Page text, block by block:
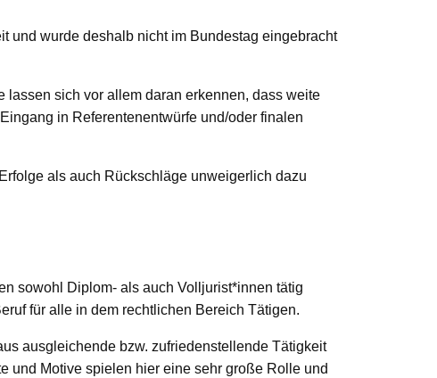
und wurde deshalb nicht im Bundestag eingebracht
sich vor allem daran erkennen, dass weite
in Referentenentwürfe und/oder finalen
als auch Rückschläge unweigerlich dazu
sowohl Diplom- als auch Volljurist*innen tätig
für alle in dem rechtlichen Bereich Tätigen.
ausgleichende bzw. zufriedenstellende Tätigkeit
und Motive spielen hier eine sehr große Rolle und